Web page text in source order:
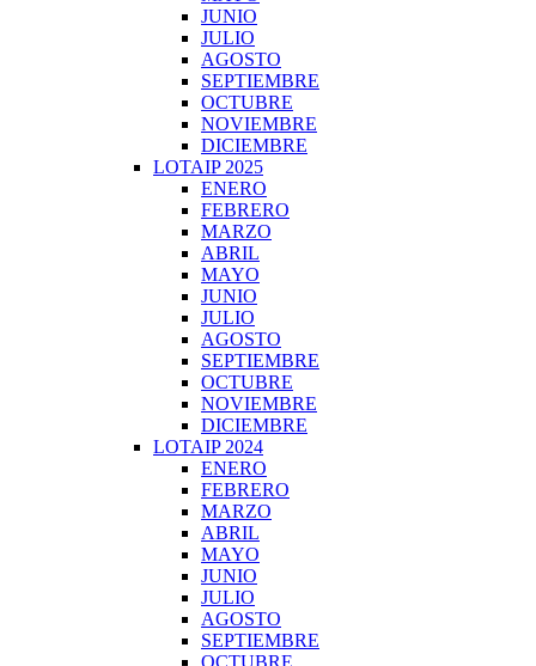
JUNIO
JULIO
AGOSTO
SEPTIEMBRE
OCTUBRE
NOVIEMBRE
DICIEMBRE
LOTAIP 2025
ENERO
FEBRERO
MARZO
ABRIL
MAYO
JUNIO
JULIO
AGOSTO
SEPTIEMBRE
OCTUBRE
NOVIEMBRE
DICIEMBRE
LOTAIP 2024
ENERO
FEBRERO
MARZO
ABRIL
MAYO
JUNIO
JULIO
AGOSTO
SEPTIEMBRE
OCTUBRE